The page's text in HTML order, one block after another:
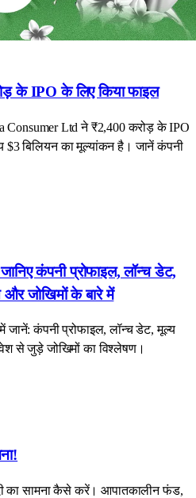
के IPO के लिए किया फाइल
Consumer Ltd ने ₹2,400 करोड़ के IPO
$3 बिलियन का मूल्यांकन है। जानें कंपनी
कंपनी प्रोफाइल, लॉन्च डेट,
जोखिमों के बारे में
जानें: कंपनी प्रोफाइल, लॉन्च डेट, मूल्य
से जुड़े जोखिमों का विश्लेषण।
का सामना कैसे करें। आपातकालीन फंड,